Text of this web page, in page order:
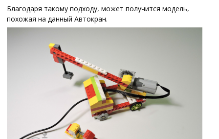
Благодаря такому подходу, может получится модель,
похожая на данный Автокран.